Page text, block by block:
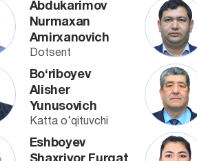
Abdukarimov
Nurmaxan
Amirxanovich
Dotsent
Bo‘riboyev
Alisher
Yunusovich
Katta o‘qituvchi
Eshboyev